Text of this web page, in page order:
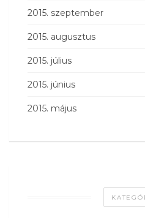
2015. szeptember
2015. augusztus
2015. július
2015. június
2015. május